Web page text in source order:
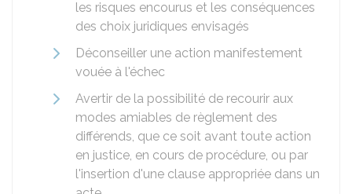
les risques encourus et les conséquences
des choix juridiques envisagés
Déconseiller une action manifestement
vouée à l'échec
Avertir de la possibilité de recourir aux
modes amiables de règlement des
différends, que ce soit avant toute action
en justice, en cours de procédure, ou par
l'insertion d'une clause appropriée dans un